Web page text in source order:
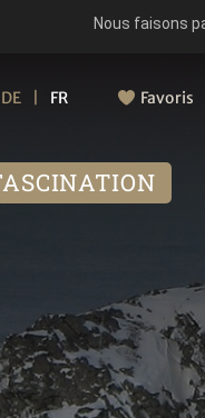
DE FR Favoris